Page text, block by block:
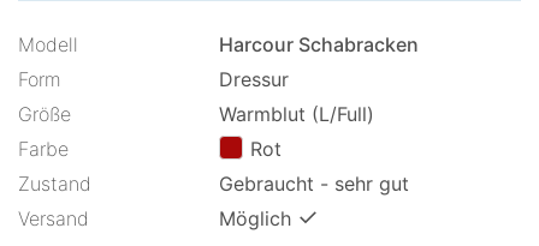
Modell
Harcour Schabracken
Form
Dressur
Größe
Warmblut (L/Full)
Farbe
Rot
Zustand
Gebraucht - sehr gut
Versand
Möglich ✓